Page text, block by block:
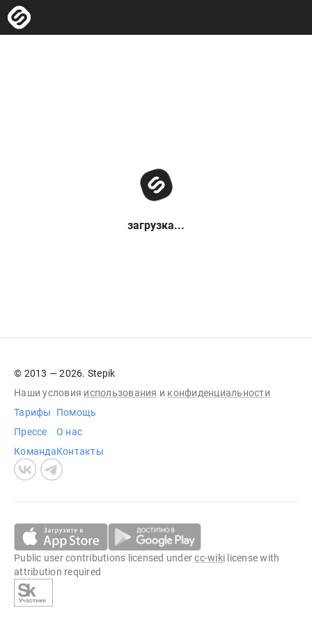
загрузка...
© 2013 — 2026. Stepik
Наши условия использования и конфиденциальности
Тарифы
Прессе
Команда
Помощь
О нас
Контакты
Public user contributions licensed undercc-wiki license with
attribution required